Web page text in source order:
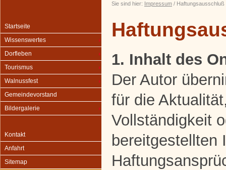
Sie sind hier: Impressum / Haftungsausschluß
Startseite
Wissenswertes
Dorfleben
Tourismus
Walnussfest
Gemeindevorstand
Bildergalerie
Kontakt
Anfahrt
Sitemap
1. Inhalt des
Der Autor
für die
Vollständigkeit
bereitgestellten